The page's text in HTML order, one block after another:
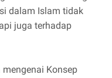
dalam Islam tidak
juga terhadap
Konsep